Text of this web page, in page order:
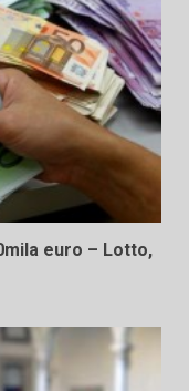
euro – Lotto,